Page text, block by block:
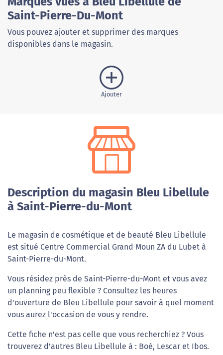
Saint-Pierre-Du-Mont
Vous pouvez ajouter et supprimer des marques
disponibles dans le magasin.
Ajouter
Description du magasin Bleu Libellule
à Saint-Pierre-du-Mont
Le magasin de cosmétique et de beauté Bleu Libellule
est situé Centre Commercial Grand Moun ZA du Lubet à
Saint-Pierre-du-Mont.
Vous résidez près de Saint-Pierre-du-Mont et vous avez
un planning peu flexible ? Consultez les heures
d'ouverture de Bleu Libellule pour savoir à quel moment
vous aurez l'occasion de vous y rendre.
Cette fiche n'est pas celle que vous recherchiez ? Vous
trouverez d'autres Bleu Libellule à : Boé, Lescar et Ibos.